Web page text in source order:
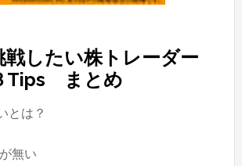
戦したい株トレーダー
Tips まとめ
とは？
無い